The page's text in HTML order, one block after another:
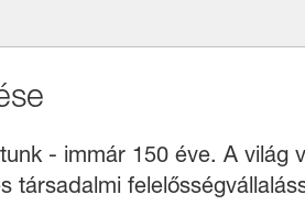
- immár 150 éve. A
társadalmi